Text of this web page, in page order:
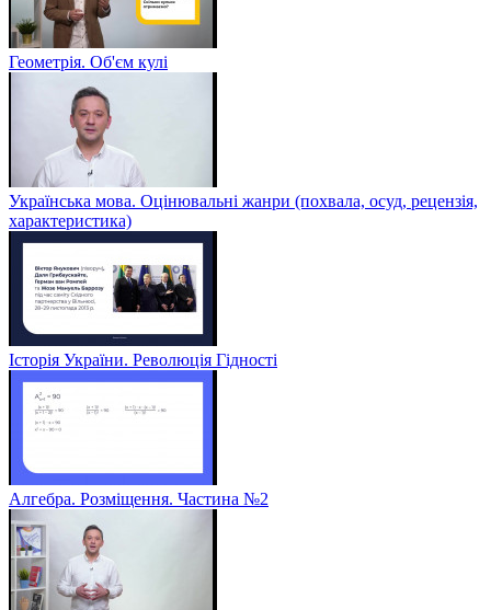
Геометрія. Об'єм кулі
Українська мова. Оцінювальні жанри (похвала, осуд, рецензія,
характеристика)
Історія України. Революція Гідності
Алгебра. Розміщення. Частина №2